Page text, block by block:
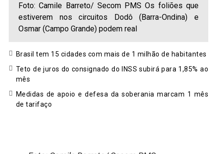
Foto: Camile Barreto/ Secom PMS Os foliões que
estiverem nos circuitos Dodô (Barra-Ondina) e
Osmar (Campo Grande) podem real
Brasil tem 15 cidades com mais de 1 milhão de habitantes
Teto de juros do consignado do INSS subirá para 1,85% ao
mês
Medidas de apoio e defesa da soberania marcam 1 mês
de tarifaço